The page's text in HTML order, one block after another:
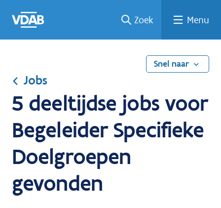
naar
een
een
job
naar
Zoek Menu
Snel naar
Jobs
5 deeltijdse jobs voor
Begeleider Specifieke
Doelgroepen
gevonden